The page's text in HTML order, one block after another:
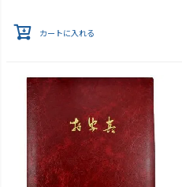
カートに入れる